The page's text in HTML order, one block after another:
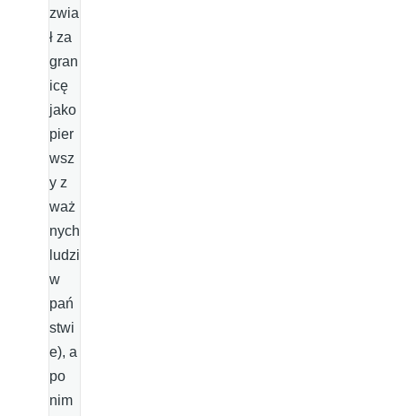
zwia
ł za
gran
icę
jako
pier
wsz
y z
waż
nych
ludzi
w
pań
stwi
e), a
po
nim